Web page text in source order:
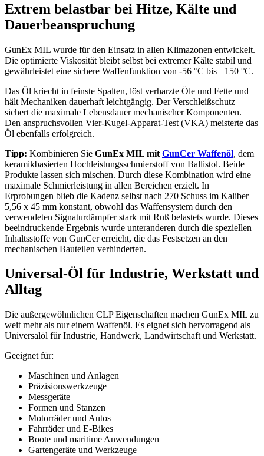
Extrem belastbar bei Hitze, Kälte und
Dauerbeanspruchung
GunEx MIL wurde für den Einsatz in allen Klimazonen entwickelt.
Die optimierte Viskosität bleibt selbst bei extremer Kälte stabil und
gewährleistet eine sichere Waffenfunktion von -56 °C bis +150 °C.
Das Öl kriecht in feinste Spalten, löst verharzte Öle und Fette und
hält Mechaniken dauerhaft leichtgängig. Der Verschleißschutz
sichert die maximale Lebensdauer mechanischer Komponenten.
Den anspruchsvollen Vier-Kugel-Apparat-Test (VKA) meisterte das
Öl ebenfalls erfolgreich.
Tipp: Kombinieren Sie GunEx MIL mit GunCer Waffenöl, dem
keramikbasierten Hochleistungsschmierstoff von Ballistol. Beide
Produkte lassen sich mischen. Durch diese Kombination wird eine
maximale Schmierleistung in allen Bereichen erzielt. In
Erprobungen blieb die Kadenz selbst nach 270 Schuss im Kaliber
5,56 x 45 mm konstant, obwohl das Waffensystem durch den
verwendeten Signaturdämpfer stark mit Ruß belastets wurde. Dieses
beeindruckende Ergebnis wurde unteranderen durch die speziellen
Inhaltsstoffe von GunCer erreicht, die das Festsetzen an den
mechanischen Bauteilen verhinderten.
Universal-Öl für Industrie, Werkstatt und
Alltag
Die außergewöhnlichen CLP Eigenschaften machen GunEx MIL zu
weit mehr als nur einem Waffenöl. Es eignet sich hervorragend als
Universalöl für Industrie, Handwerk, Landwirtschaft und Werkstatt.
Geeignet für:
Maschinen und Anlagen
Präzisionswerkzeuge
Messgeräte
Formen und Stanzen
Motorräder und Autos
Fahrräder und E-Bikes
Boote und maritime Anwendungen
Gartengeräte und Werkzeuge